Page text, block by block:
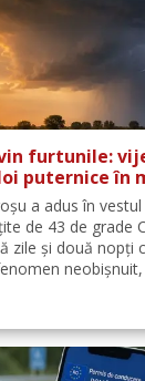
furtunile:
puternice în
a adus în
de 43 de grade
zile şi două nopţi
în vigoare în
de caniculă şi